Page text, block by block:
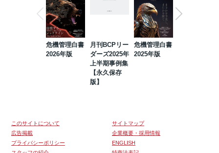
危機管理白書
2026年版
月刊BCPリー
ダーズ2025年
上半期事例集
【永久保存
版】
危機管理白書
2025年版
このサイトについて
サイトマップ
広告掲載
企業概要・採用情報
プライバシーポリシー
ENGLISH